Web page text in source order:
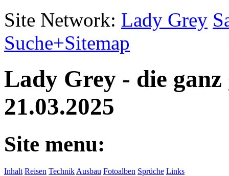
Site Network: Lady Grey
Suche+Sitemap
Lady Grey - die
21.03.2025
Site menu:
Inhalt Reisen Technik Ausbau Fotoalben Sprüche Links